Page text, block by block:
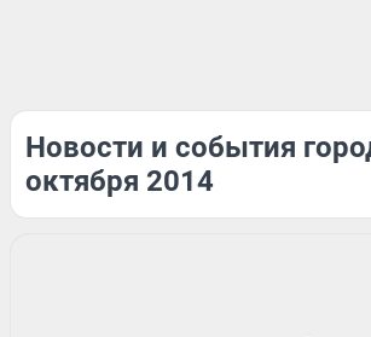
Новости и события
октября 2014